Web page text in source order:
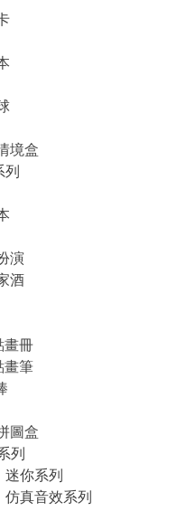
境盒
列
演
酒
冊
筆
圖盒
列
你系列
真音效系列